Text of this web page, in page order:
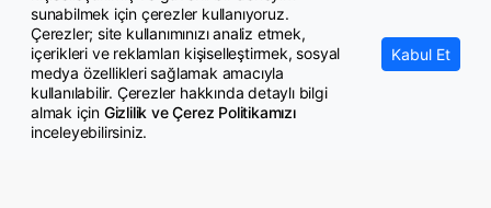
• Mahkeme Kararları
Haberleri
sunabilmek için çerezler kullanıyoruz.
Çerezler; site kullanımınızı analiz etmek,
içerikleri ve reklamları kişiselleştirmek, sosyal
medya özellikleri sağlamak amacıyla
kullanılabilir. Çerezler hakkında detaylı bilgi
almak için Gizlilik ve Çerez Politikamızı
inceleyebilirsiniz.
Kabul Et